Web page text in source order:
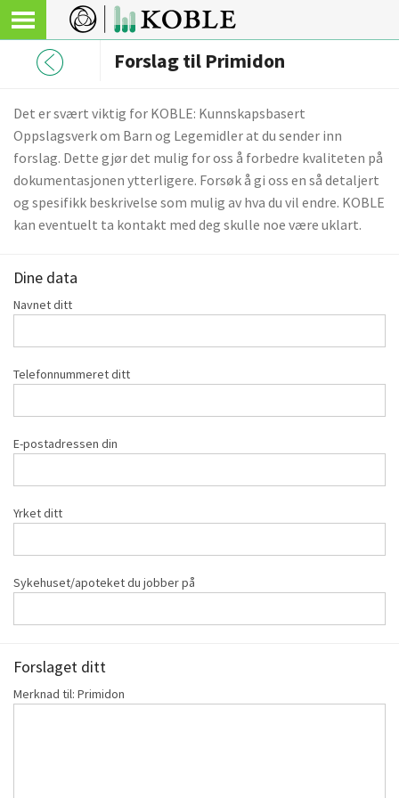
Forslag til Primidon
Det er svært viktig for KOBLE: Kunnskapsbasert
Oppslagsverk om Barn og Legemidler at du sender inn
forslag. Dette gjør det mulig for oss å forbedre kvaliteten på
dokumentasjonen ytterligere. Forsøk å gi oss en så detaljert
og spesifikk beskrivelse som mulig av hva du vil endre. KOBLE
kan eventuelt ta kontakt med deg skulle noe være uklart.
Dine data
Navnet ditt
Telefonnummeret ditt
E-postadressen din
Yrket ditt
Sykehuset/apoteket du jobber på
Forslaget ditt
Merknad til: Primidon